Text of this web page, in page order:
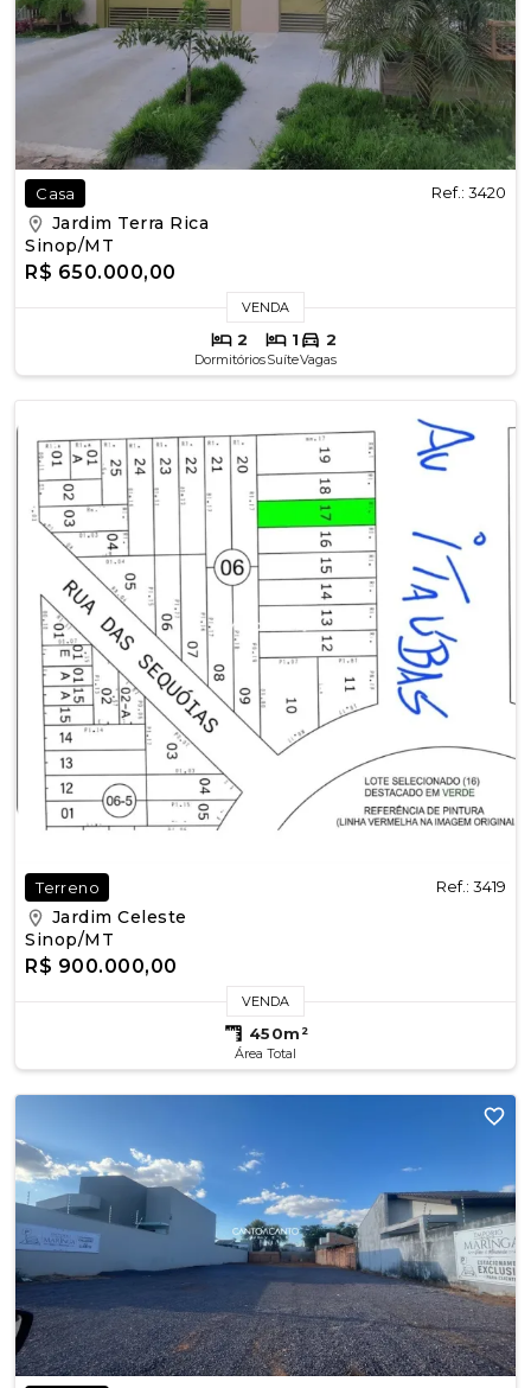
Casa Ref.: 3420
Jardim Terra Rica
Sinop/MT
R$ 650.000,00
VENDA
2
Dormitórios
1
Suíte
2
Vagas
Terreno Ref.: 3419
Jardim Celeste
Sinop/MT
R$ 900.000,00
VENDA
450m²
Área Total